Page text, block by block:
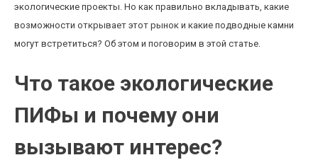
экологические проекты. Но как правильно вкладывать, какие
возможности открывает этот рынок и какие подводные камни
могут встретиться? Об этом и поговорим в этой статье.
Что такое экологические
ПИФы и почему они
вызывают интерес?